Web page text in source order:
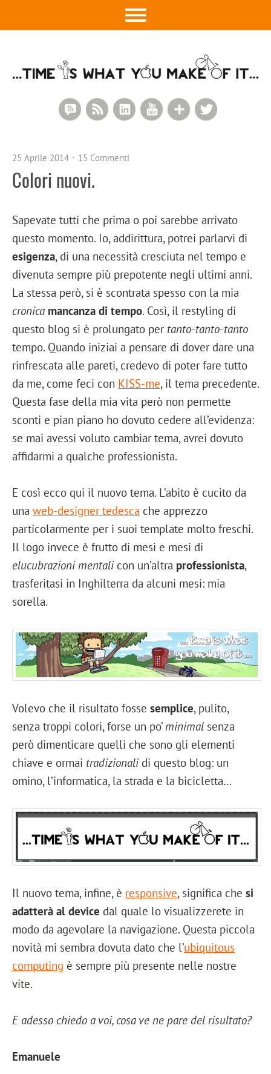
Google+
YouTube
LinkedIn
RSS Feed
RSS Comments
25 Aprile 2014 15 Commenti
Colori nuovi.
Sapevate tutti che prima o poi sarebbe arrivato
questo momento. Io, addirittura, potrei parlarvi di
esigenza, di una necessità cresciuta nel tempo e
divenuta sempre più prepotente negli ultimi anni.
La stessa però, si è scontrata spesso con la mia
cronica mancanza di tempo. Così, il restyling di
questo blog si è prolungato per tanto-tanto-tanto
tempo. Quando iniziai a pensare di dover dare una
rinfrescata alle pareti, credevo di poter fare tutto
da me, come feci con KISS-me, il tema precedente.
Questa fase della mia vita però non permette
sconti e pian piano ho dovuto cedere all’evidenza:
se mai avessi voluto cambiar tema, avrei dovuto
affidarmi a qualche professionista.
E così ecco qui il nuovo tema. L’abito è cucito da
una web-designer tedesca che apprezzo
particolarmente per i suoi template molto freschi.
Il logo invece è frutto di mesi e mesi di
elucubrazioni mentalicon un’altra professionista,
trasferitasi in Inghilterra da alcuni mesi: mia
sorella.
Volevo che il risultato fosse semplice, pulito,
senza troppi colori, forse un po’minimal senza
però dimenticare quelli che sono gli elementi
chiave e ormai tradizionalidi questo blog: un
omino, l’informatica, la strada e la bicicletta…
Il nuovo tema, infine, è responsive, significa che si
adatterà al device dal quale lo visualizzerete in
modo da agevolare la navigazione. Questa piccola
novità mi sembra dovuta dato che l’ubiquitous
computing è sempre più presente nelle nostre
vite.
E adesso chiedo a voi, cosa ve ne pare del risultato?
Emanuele